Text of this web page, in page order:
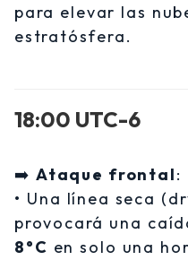
para elevar las
estratósfera.
18:00 UTC-6
➡️ Ataque frontal:
• Una línea seca
provocará una
8°C en solo una